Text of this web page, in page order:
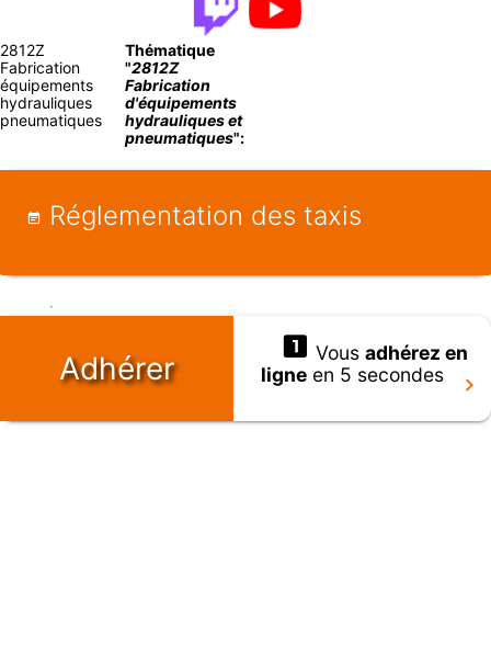
2812Z
Fabrication
équipements
hydrauliques
pneumatiques
Thématique
"2812Z
Fabrication
d'équipements
hydrauliques et
pneumatiques":
Réglementation des taxis
Adhérer Vousadhérez en
ligneen 5 secondes